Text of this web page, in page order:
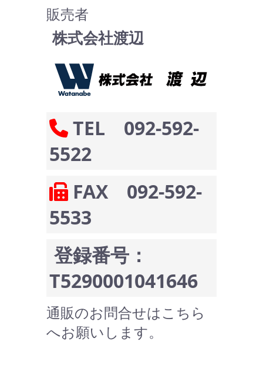
販売者
株式会社渡辺
TEL 092-592-
5522
FAX 092-592-
5533
登録番号：
T5290001041646
通販のお問合せはこちら
へお願いします。